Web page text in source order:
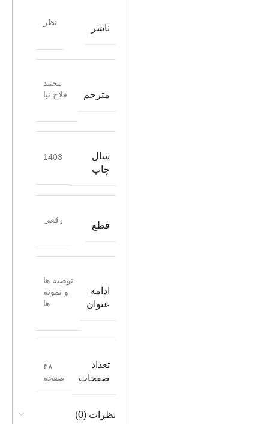
ناشر
نظر
مترجم
محمد
فلاح نیا
سال
چاپ
1403
قطع
رقعی
ادامه
عنوان
توصیه ها
و نمونه
ها
تعداد
صفحات
۴۸
صفحه
نظرات (0)